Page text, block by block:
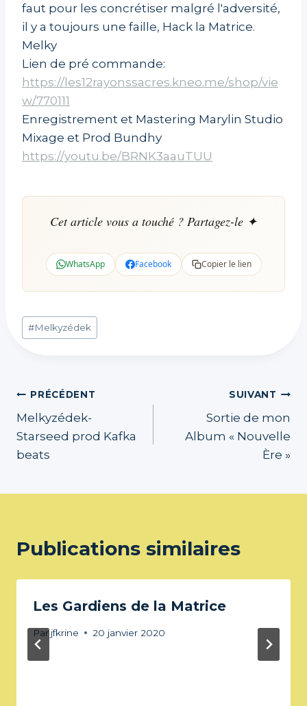
faut pour les concrétiser malgré l'adversité,
il y a toujours une faille, Hack la Matrice.
Melky
Lien de pré commande:
https://les12rayonssacres.kneo.me/shop/vie
w/770111
Enregistrement et Mastering Marylin Studio
Mixage et Prod Bundhy
https://youtu.be/BRNK3aauTUU
Cet article vous a touché ? Partagez-le ✦
WhatsApp Facebook Copier le lien
Étiquettes
de
#Melkyzédek
Navigation
de
l’article
PRÉCÉDENT
Melkyzédek-
Starseed prod Kafka
beats
SUIVANT
Sortie de mon
Album « Nouvelle
Ère »
Publications similaires
Les Gardiens de la Matrice
Par jfkrine 20 janvier 2020